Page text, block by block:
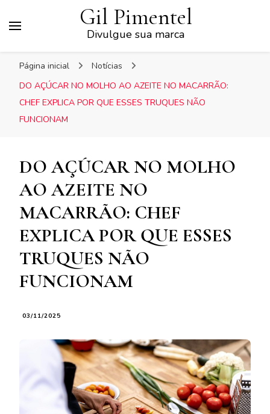
Gil Pimentel
Divulgue sua marca
Página inicial
Notícias
DO AÇÚCAR NO MOLHO AO AZEITE NO MACARRÃO:
CHEF EXPLICA POR QUE ESSES TRUQUES NÃO
FUNCIONAM
DO AÇÚCAR NO MOLHO
AO AZEITE NO
MACARRÃO: CHEF
EXPLICA POR QUE ESSES
TRUQUES NÃO
FUNCIONAM
03/11/2025